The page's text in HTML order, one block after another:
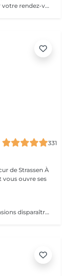
**Nous vous prions de bien vouloir respecter votre rendez-vous** En prenant rendez-vous, vous occupez une place, dont une autre personne aurait éventuellement besoin. Tout rendez-vous non annulé 24h en avance, est susceptible d'être facturé. (Si vous ne pouvez pas vous présenter à votre RDV, proposez-le éventuellement à un proche ou à un ami) Toute l'équipe DE MASSEUR vous remercie pour votre respect et votre compréhension ____________________________________________________________________________________ **Please keep your appointment ** By making an appointment, you occupy a place, which another person may need. Any appointment that is not cancelled 24 hours in advance may be charged. (If you are unable to attend your appointment, suggest it to a family member or a friend). The whole DE MASSEUR team thanks you for your respect and understanding.
331
de Strassen À
ouvre ses
Prenez une pause bien-être et laissez vos tensions disparaître. Ce massage de 30 minutes détend les muscles, apaise l'esprit et vous procure une sensation de relaxation profonde. Un moment parfait pour retrouver énergie et sérénité.